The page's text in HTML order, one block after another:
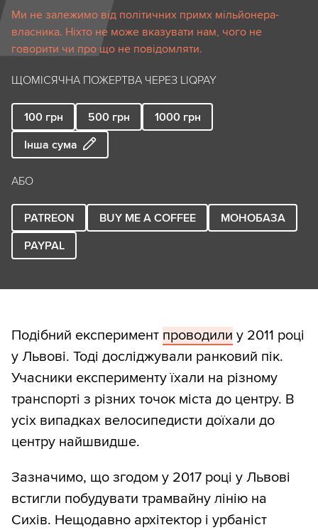
Ми не залежимо від політичних примх мільйонера-
власника. Ніхто не може вказувати нам, чого не
говорити чи про що не повідомляти.
ЩОМІСЯЧНА ПОЖЕРТВА ЧЕРЕЗ LIQPAY
100 грн 500 грн 1000 грн
Інша сума
АБО
PATREON BUY ME A COFFEE
МОНОБАЗА
PAYPAL
Подібний експеримент проводили у 2011 році
у Львові. Тоді досліджували ранковий пік.
Учасники експерименту їхали на різному
транспорті з різних точок міста до центру. В
усіх випадках велосипедисти доїхали до
центру найшвидше.
Зазначимо, що згодом у 2017 році у Львові
встигли побудувати трамвайну лінію на
Сихів. Нещодавно архітектор і урбаніст